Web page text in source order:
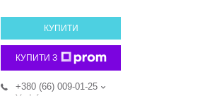
КУПИТИ
КУПИТИ З
+380 (66) 009-01-25